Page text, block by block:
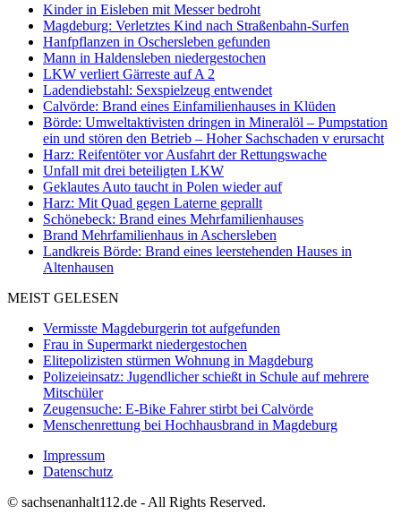
Kinder in Eisleben mit Messer bedroht
Magdeburg: Verletztes Kind nach Straßenbahn-Surfen
Hanfpflanzen in Oschersleben gefunden
Mann in Haldensleben niedergestochen
LKW verliert Gärreste auf A 2
Ladendiebstahl: Sexspielzeug entwendet
Calvörde: Brand eines Einfamilienhauses in Klüden
Börde: Umweltaktivisten dringen in Mineralöl – Pumpstation
ein und stören den Betrieb – Hoher Sachschaden v erursacht
Harz: Reifentöter vor Ausfahrt der Rettungswache
Unfall mit drei beteiligten LKW
Geklautes Auto taucht in Polen wieder auf
Harz: Mit Quad gegen Laterne geprallt
Schönebeck: Brand eines Mehrfamilienhauses
Brand Mehrfamilienhaus in Aschersleben
Landkreis Börde: Brand eines leerstehenden Hauses in
Altenhausen
MEIST GELESEN
Vermisste Magdeburgerin tot aufgefunden
Frau in Supermarkt niedergestochen
Elitepolizisten stürmen Wohnung in Magdeburg
Polizeieinsatz: Jugendlicher schießt in Schule auf mehrere
Mitschüler
Zeugensuche: E-Bike Fahrer stirbt bei Calvörde
Menschenrettung bei Hochhausbrand in Magdeburg
Impressum
Datenschutz
© sachsenanhalt112.de - All Rights Reserved.